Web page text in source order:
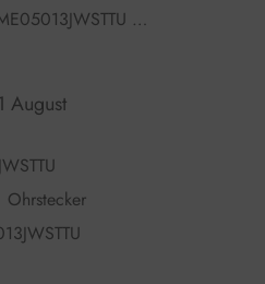
…
August
Ohrstecker